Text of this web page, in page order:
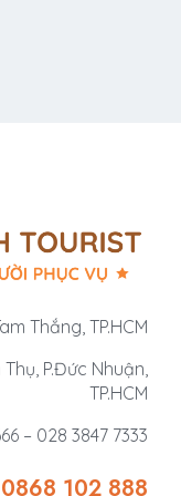
Thắng, TP.HCM
P.Đức Nhuận,
TP.HCM
– 028 3847 7333
0868 102 888